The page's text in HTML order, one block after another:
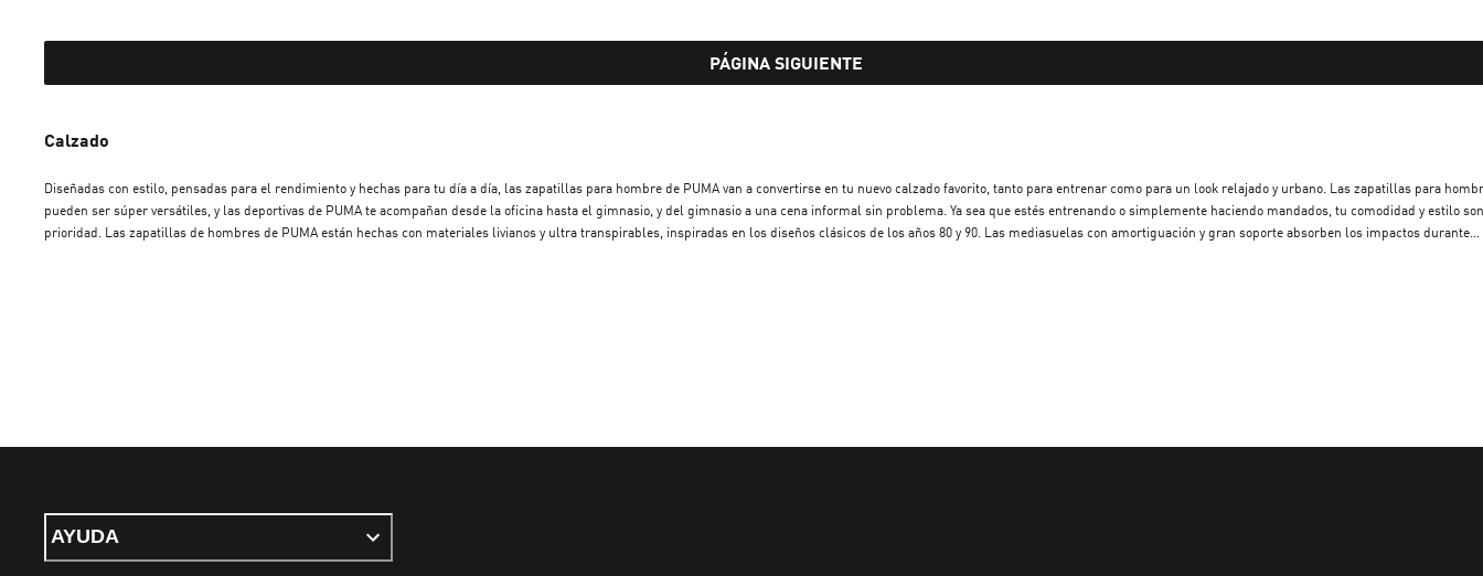
PÁGINA SIGUIENTE
Calzado
Diseñadas con estilo, pensadas para el rendimiento y hechas para tu día a día, las zapatillas para hombre de PUMA van a convertirse en tu nuevo calzado favorito, tanto para entrenar como para un look relajado y urbano. Las zapatillas para
pueden ser súper versátiles, y las deportivas de PUMA te acompañan desde la oficina hasta el gimnasio, y del gimnasio a una cena informal sin problema. Ya sea que estés entrenando o simplemente haciendo mandados, tu comodidad y estilo son
prioridad. Las zapatillas de hombres de PUMA están hechas con materiales livianos y ultra transpirables, inspiradas en los diseños clásicos de los años 80 y 90. Las mediasuelas con amortiguación y gran soporte absorben los impactos durante
AYUDA